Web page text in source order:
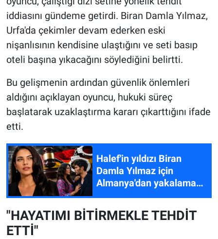
iddiasını gündeme getirdi. Biran Damla Yılmaz,
Urfa'da çekimler devam ederken eski
nişanlısının kendisine ulaştığını ve seti basıp
oteli başına yıkacağını söylediğini belirtti.
Bu gelişmenin ardından güvenlik önlemleri
aldığını açıklayan oyuncu, hukuki süreç
başlatarak uzaklaştırma kararı çıkarttığını ifade
etti.
Halef'in yıldızı Biran
Damla Yılmaz için
Almanya'dan yakalama
kararı! Estetik yaptırmış
ama...
"HAYATIMI BİTİRMEKLE TEHDİT
ETTİ"